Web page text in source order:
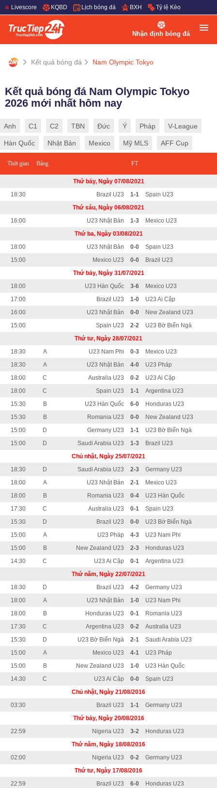
Livescore KQBD Lịch bóng đá BXH Tỷ lệ Kèo
Nhận định bóng đá
Kết quả bóng đá Nam Olympic Tokyo
Kết quả bóng đá Nam Olympic Tokyo
2026 mới nhất hôm nay
Anh C1 C2 TBN Đức Ý Pháp V-League
Hàn Quốc Nhật Bản Mexico Mỹ MLS AFF Cup
Thời gian Bảng FT
Thứ bảy, Ngày 07/08/2021
18:30
Brazil U23 1-1
Spain U23
Thứ sáu, Ngày 06/08/2021
16:00
U23 Nhật Bản 1-3
Mexico U23
Thứ ba, Ngày 03/08/2021
18:00
U23 Nhật Bản 0-0
Spain U23
15:00
Mexico U23 0-0
Brazil U23
Thứ bảy, Ngày 31/07/2021
18:00
U23 Hàn Quốc 3-6
Mexico U23
17:00
Brazil U23 1-0
U23 Ai Cập
16:00
U23 Nhật Bản 0-0
New Zealand U23
15:00
Spain U23 2-2
U23 Bờ Biển Ngà
Thứ tư, Ngày 28/07/2021
18:30
A U23 Nam Phi 0-3
Mexico U23
18:30
A U23 Nhật Bản 4-0
U23 Pháp
18:00
C Australia U23 0-2
U23 Ai Cập
18:00
C Spain U23 1-1
Argentina U23
15:30
B U23 Hàn Quốc 6-0
Honduras U23
15:30
B Romania U23 0-0
New Zealand U23
15:00
D Germany U23 1-1
U23 Bờ Biển Ngà
15:00
D Saudi Arabia U23 1-3
Brazil U23
Chủ nhật, Ngày 25/07/2021
18:30
D Saudi Arabia U23 2-3
Germany U23
18:00
A U23 Nhật Bản 2-1
Mexico U23
18:00
B Romania U23 0-4
U23 Hàn Quốc
17:30
C Australia U23 0-1
Spain U23
15:30
D Brazil U23 0-0
U23 Bờ Biển Ngà
15:00
A U23 Pháp 4-3
U23 Nam Phi
15:00
B New Zealand U23 2-3
Honduras U23
14:30
C U23 Ai Cập 0-1
Argentina U23
Thứ năm, Ngày 22/07/2021
18:30
D Brazil U23 4-2
Germany U23
18:00
A U23 Nhật Bản 1-0
U23 Nam Phi
18:00
B Honduras U23 0-1
Romania U23
17:30
C Argentina U23 0-2
Australia U23
15:30
D U23 Bờ Biển Ngà 2-1
Saudi Arabia U23
15:00
A Mexico U23 4-1
U23 Pháp
15:00
B New Zealand U23 1-0
U23 Hàn Quốc
14:30
C U23 Ai Cập 0-0
Spain U23
Chủ nhật, Ngày 21/08/2016
03:30
Brazil U23 1-1
Germany U23
Thứ bảy, Ngày 20/08/2016
22:59
Nigeria U23 3-2
Honduras U23
Thứ năm, Ngày 18/08/2016
02:00
Nigeria U23 0-2
Germany U23
Thứ tư, Ngày 17/08/2016
22:59
Brazil U23 6-0
Honduras U23